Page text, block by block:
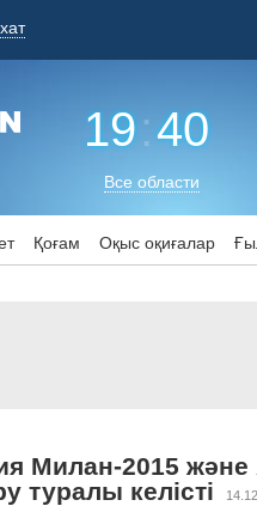
19:40
Все области
Қоғам Оқыс оқиғалар
Милан-2015 және
туралы келісті